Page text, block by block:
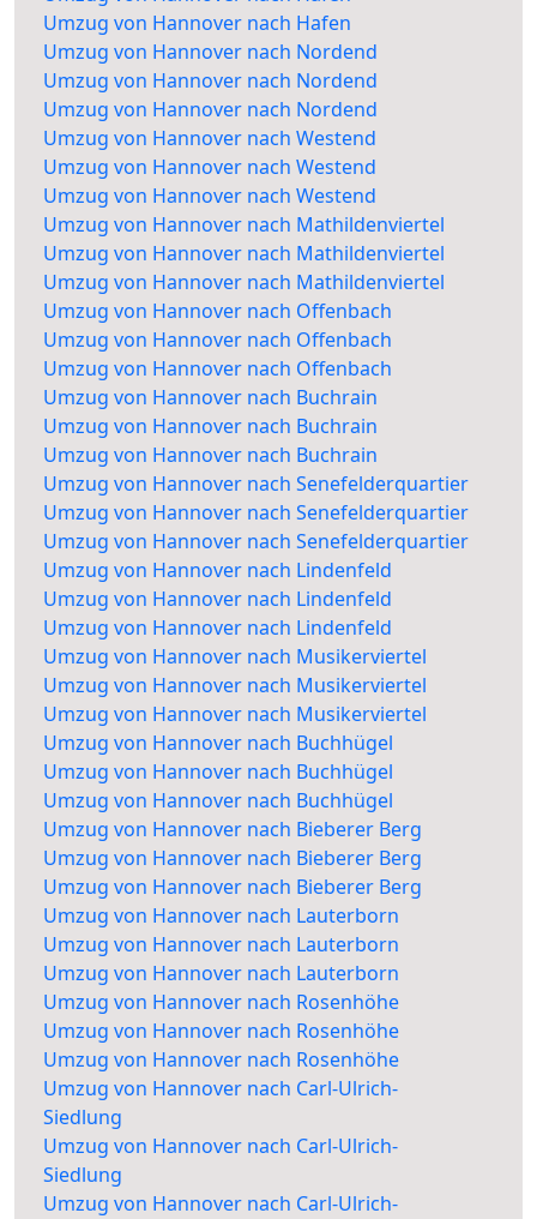
Umzug von Hannover nach Hafen
Umzug von Hannover nach Nordend
Umzug von Hannover nach Nordend
Umzug von Hannover nach Nordend
Umzug von Hannover nach Westend
Umzug von Hannover nach Westend
Umzug von Hannover nach Westend
Umzug von Hannover nach Mathildenviertel
Umzug von Hannover nach Mathildenviertel
Umzug von Hannover nach Mathildenviertel
Umzug von Hannover nach Offenbach
Umzug von Hannover nach Offenbach
Umzug von Hannover nach Offenbach
Umzug von Hannover nach Buchrain
Umzug von Hannover nach Buchrain
Umzug von Hannover nach Buchrain
Umzug von Hannover nach Senefelderquartier
Umzug von Hannover nach Senefelderquartier
Umzug von Hannover nach Senefelderquartier
Umzug von Hannover nach Lindenfeld
Umzug von Hannover nach Lindenfeld
Umzug von Hannover nach Lindenfeld
Umzug von Hannover nach Musikerviertel
Umzug von Hannover nach Musikerviertel
Umzug von Hannover nach Musikerviertel
Umzug von Hannover nach Buchhügel
Umzug von Hannover nach Buchhügel
Umzug von Hannover nach Buchhügel
Umzug von Hannover nach Bieberer Berg
Umzug von Hannover nach Bieberer Berg
Umzug von Hannover nach Bieberer Berg
Umzug von Hannover nach Lauterborn
Umzug von Hannover nach Lauterborn
Umzug von Hannover nach Lauterborn
Umzug von Hannover nach Rosenhöhe
Umzug von Hannover nach Rosenhöhe
Umzug von Hannover nach Rosenhöhe
Umzug von Hannover nach Carl-Ulrich-
Siedlung
Umzug von Hannover nach Carl-Ulrich-
Siedlung
Umzug von Hannover nach Carl-Ulrich-